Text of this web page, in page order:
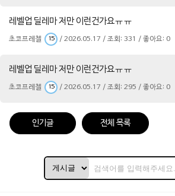
레벨업 딜레마 저만 이런건가요ㅠㅠ
초코프레첼 15 / 2026.05.17 / 조회: 331 / 좋아요: 0
레벨업 딜레마 저만 이런건가요ㅠㅠ
초코프레첼 15 / 2026.05.17 / 조회: 295 / 좋아요: 0
인기글 전체 목록